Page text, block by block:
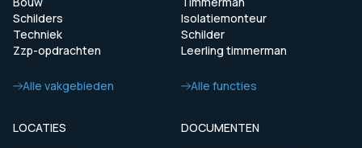
Schilders
Techniek
Zzp-opdrachten
Alle vakgebieden
Isolatiemonteur
Schilder
Leerling timmerman
Alle functies
LOCATIES
DOCUMENTEN